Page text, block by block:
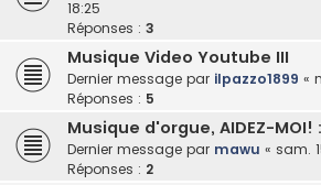
18:25
Réponses : 3
Musique Video Youtube III
Dernier message par ilpazzo1899 «
Réponses : 5
Musique d'orgue, AIDEZ-MOI!
Dernier message par mawu « sam.
Réponses : 2